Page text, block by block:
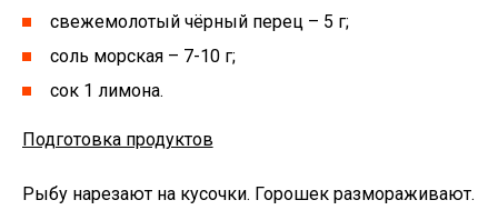
свежемолотый чёрный перец – 5 г;
соль морская – 7-10 г;
сок 1 лимона.
Подготовка продуктов
Рыбу нарезают на кусочки. Горошек размораживают.